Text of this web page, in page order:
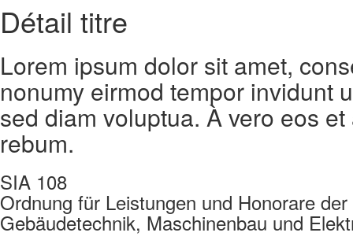
Détail titre
Lorem ipsum dolor sit amet,
nonumy eirmod tempor invidunt
sed diam voluptua. À vero eos
rebum.
SIA 108
Ordnung für Leistungen und Honorare
Gebäudetechnik, Maschinenbau und